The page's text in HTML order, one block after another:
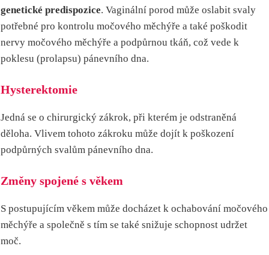
genetické predispozice. Vaginální porod může oslabit svaly
potřebné pro kontrolu močového měchýře a také poškodit
nervy močového měchýře a podpůrnou tkáň, což vede k
poklesu (prolapsu) pánevního dna.
Hysterektomie
Jedná se o chirurgický zákrok, při kterém je odstraněná
děloha. Vlivem tohoto zákroku může dojít k poškození
podpůrných svalům pánevního dna.
Změny spojené s věkem
S postupujícím věkem může docházet k ochabování močového
měchýře a společně s tím se také snižuje schopnost udržet
moč.